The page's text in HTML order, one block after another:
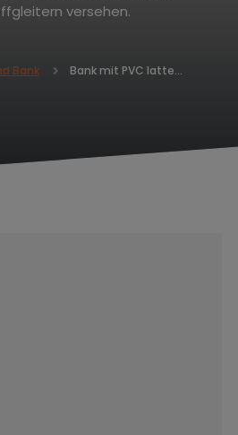
versehen.
Bank Bank mit PVC latten - Basisausführung 420 x 1500 x 400